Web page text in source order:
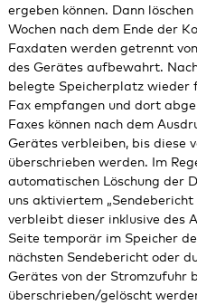
ergeben können. Dann
Wochen nach dem Ende der
Faxdaten werden getrennt
des Gerätes aufbewahrt.
belegte Speicherplatz wieder
Fax empfangen und dort
Faxes können nach dem
Gerätes verbleiben, bis diese
überschrieben werden. Im
automatischen Löschung der
uns aktiviertem
verbleibt dieser inklusive des
Seite temporär im Speicher
nächsten Sendebericht oder
Gerätes von der Stromzufuhr
überschrieben/gelöscht